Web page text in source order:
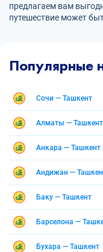
предлагаем вам
путешествие может
Популярные
Сочи — Ташкент
Алматы — Ташкент
Анкара — Ташкент
Андижан —
Баку — Ташкент
Барселона —
Бухара — Ташкент